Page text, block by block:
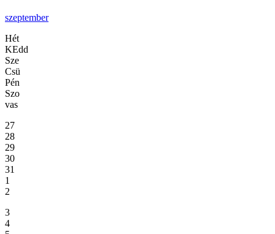
szeptember
Hét
KEdd
Sze
Csü
Pén
Szo
vas
27
28
29
30
31
1
2
3
4